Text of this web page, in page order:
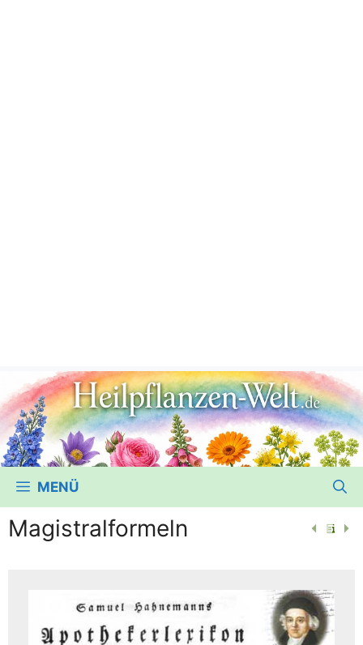
MENÜ
Magistralformeln